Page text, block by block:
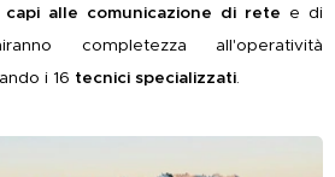
capi alle comunicazione di rete e di
completezza all'operatività
i 16 tecnici specializzati.